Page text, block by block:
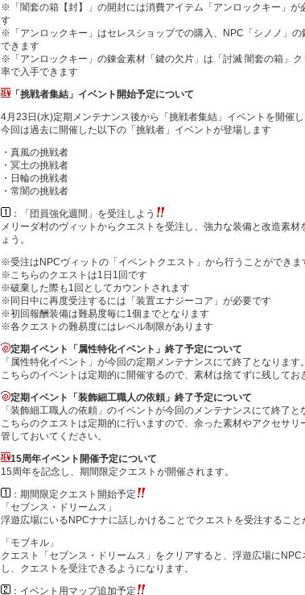
※「闇套の箱【封】」の開封には消費アイテム「アンロックキー」が
す
※「アンロックキー」はセレスショップでの購入、NPC「シノノ」の
できます
※「アンロックキー」の錬金素材「鍵の欠片」は「討滅 闇套の箱」ク
率で入手できます
「挑戦者集結」イベント開始予定について
4月23日(水)定期メンテナンス後から「挑戦者集結」イベントを開催
今回は過去に開催した以下の「挑戦者」イベントが登場します
・真風の挑戦者
・冥土の挑戦者
・日輪の挑戦者
・常闇の挑戦者
：「団員強化週間」を受注しよう
メリーダ村のヴィットからクエストを受注し、強力な装備と改造素材
ょう。
※受注はNPCヴィットの「イベントクエスト」から行うことができま
※こちらのクエストは1日1回です
※破棄した際も1回としてカウントされます
※同日中に再度受注するには「装置エナジーコア」が必要です
※初回報酬装備は難易度毎に1個までとなります
※各クエストの難易度にはレベル制限があります
定期イベント「属性特化イベント」終了予定について
「属性特化イベント」が今回の定期メンテナンスにて終了となります。
こちらのイベントは定期的に開催するので、素材は捨てずに残してお
定期イベント「装飾細工職人の依頼」終了予定について
「装飾細工職人の依頼」のイベントが今回のメンテナンスにて終了と
こちらのクエストは定期的に行いますので、余った素材やアクセサリ
管しておいてください。
15周年イベント開催予定について
15周年を記念し、期間限定クエストが開催されます。
：期間限定クエスト開始予定
「セブンス・ドリームス」
浮遊広場にいるNPCナナに話しかけることでクエストを受注すること
「モブキル」
クエスト「セブンス・ドリームス」をクリアすると、浮遊広場にNPC
し、クエストを受注できるようになります。
：イベント用マップ追加予定